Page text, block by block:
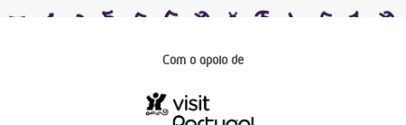
Com o apoio de